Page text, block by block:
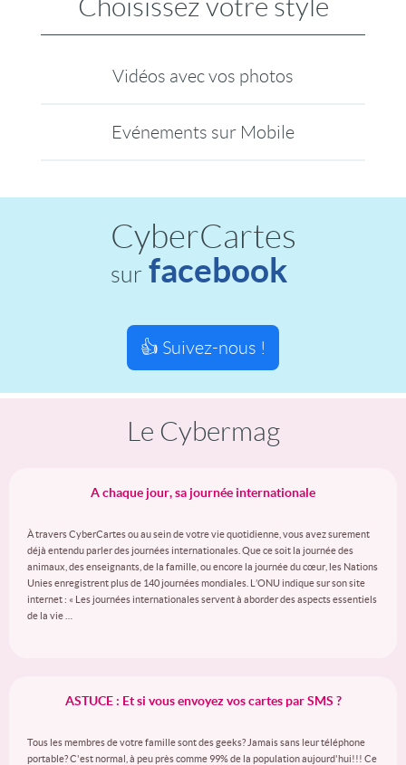
Choisissez votre style
Vidéos avec vos photos
Evénements sur Mobile
CyberCartes
sur facebook
👍 Suivez-nous !
Le Cybermag
A chaque jour, sa journée internationale
À travers CyberCartes ou au sein de votre vie quotidienne, vous avez surement
déjà entendu parler des journées internationales. Que ce soit la journée des
animaux, des enseignants, de la famille, ou encore la journée du cœur, les Nations
Unies enregistrent plus de 140 journées mondiales. L’ONU indique sur son site
internet : « Les journées internationales servent à aborder des aspects essentiels
de la vie …
ASTUCE : Et si vous envoyez vos cartes par SMS ?
Tous les membres de votre famille sont des geeks? Jamais sans leur téléphone
portable? C'est normal, à peu près comme 99% de la population aujourd'hui!!! Ce